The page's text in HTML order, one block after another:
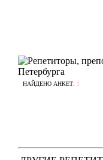
НАЙДЕНО АНКЕТ: 1